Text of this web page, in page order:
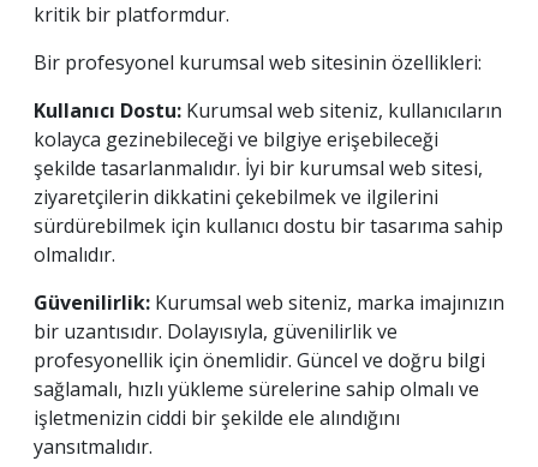
kritik bir platformdur.
Bir profesyonel kurumsal web sitesinin özellikleri:
Kullanıcı Dostu: Kurumsal web siteniz, kullanıcıların
kolayca gezinebileceği ve bilgiye erişebileceği
şekilde tasarlanmalıdır. İyi bir kurumsal web sitesi,
ziyaretçilerin dikkatini çekebilmek ve ilgilerini
sürdürebilmek için kullanıcı dostu bir tasarıma sahip
olmalıdır.
Güvenilirlik: Kurumsal web siteniz, marka imajınızın
bir uzantısıdır. Dolayısıyla, güvenilirlik ve
profesyonellik için önemlidir. Güncel ve doğru bilgi
sağlamalı, hızlı yükleme sürelerine sahip olmalı ve
işletmenizin ciddi bir şekilde ele alındığını
yansıtmalıdır.